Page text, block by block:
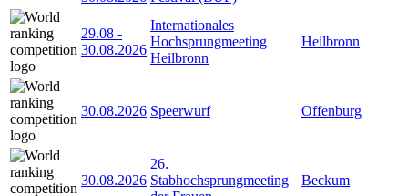
29.08 -
30.08.2026
Internationales
Hochsprungmeeting
Heilbronn
Heilbronn
30.08.2026 Speerwurf Offenburg
30.08.2026
26.
Stabhochsprungmeeting
Beckum